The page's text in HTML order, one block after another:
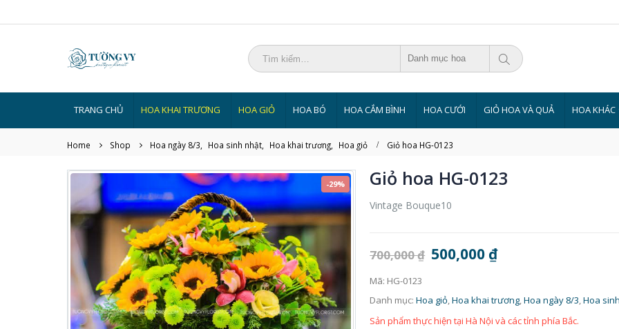
Danh mục hoa
TRANG CHỦ HOA KHAI TRƯƠNG HOA GIỎ HOA BÓ HOA CẮM BÌNH HOA CƯỚI GIỎ HOA VÀ QUẢ HOA KHÁC
Home Shop Hoa ngày 8/3 Hoa sinh nhật Hoa khai trương Hoa giỏ Giỏ hoa HG-0123
-29% Giỏ hoa HG-0123
Vintage Bouque10
700,000₫ 500,000 ₫
Mã: HG-0123
Danh mục:Hoa giỏ,Hoa khai trương,Hoa ngày 8/3,Hoa
Sản phẩm thực hiện tại Hà Nội và các tỉnh phía Bắc.